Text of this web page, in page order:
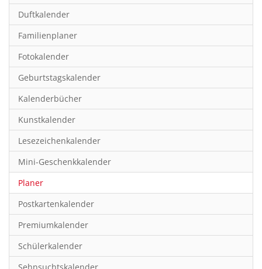
Fantasy
Film
Fotokunst
Frauen
Fußball
Gaming
Geburtstagskalender
Geschichte
Hobby & Basteln
Humor & Cartoon
Inspiration & Entspannung
Inspiration & Spiritualität
Kinderkalender
Duftkalender
Familienplaner
Fotokalender
Geburtstagskalender
Kalenderbücher
Kunstkalender
Lesezeichenkalender
Mini-Geschenkkalender
Planer
Postkartenkalender
Premiumkalender
Schülerkalender
Sehnsuchtskalender